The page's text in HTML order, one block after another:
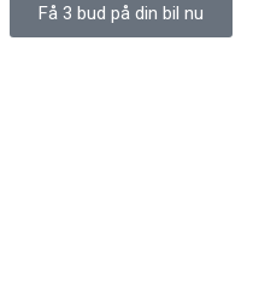
Få 3 bud på din bil nu